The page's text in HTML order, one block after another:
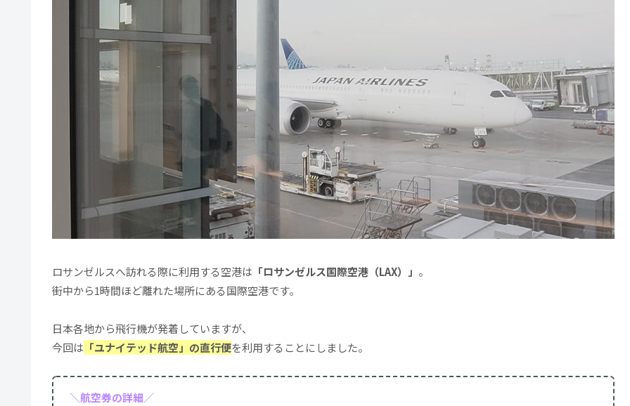
ロサンゼルスへ訪れる際に利用する空港は 「ロサンゼルス国際空港（LAX）」 。
街中から1時間ほど離れた場所にある国際空港です。
日本各地から飛行機が発着していますが、
今回は 「ユナイテッド航空」の直行便を利用することにしました。
＼航空券の詳細／